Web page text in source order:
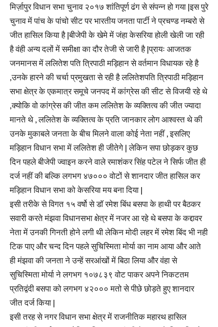
मिर्ज़ापुर विधान सभा चुनाव २०१७ शांतिपूर्ण ढंग से संपन्न हो गया |इस पुरे
चुनाव में पांच के पांचो सीट पर भारतीय जनता पार्टी ने प्रचण्ड नम्बरो से
जीत हासिल किया है |बीजेपी के खेमे में जंहा केसरिया होली खेली जा रही
है वंही अन्य दलों में समीक्षा का दौर तेजी से जारी है |प्रायः आजतक
जनमानस में ललितेश पति त्रिपाठी मड़िहान से वर्तमान विधायक रहे है
,उनके हारने की चर्चा प्रमुखता से रही है ललितेशपति त्रिपाठी मड़िहान
सभा क्षेत्र के एकमात्र समूचे जनपद में कांग्रेस की सीट से विजयी रहे थे
,क्योकि वो कांग्रेस की जीत कम ललितेश के व्यक्तित्व की जीत ज्यादा
मानते थे , ललितेश के व्यक्तित्व के प्रति जानकार लोग आश्वस्त थे की
उनके मुकाबले जनता के बीच मिलने वाला कोई नेता नहीं , इसलिए
मड़िहान विधान सभा में ललितेश ही जीतेगे | लेकिन सपा छोड़कर कुछ
दिन पहले बीजेपी ज्वाइन करने वाले रमाशंकर सिंह पटेल ने सिर्फ जीत ही
दर्ज नहीं की बल्कि लगभग ४७००० वोटों से शानदार जीत हासिल कर
मड़िहान विधान सभा को केसरिया मय बना दिया |
इसी तरीके से विगत १५ वर्षो से डॉ रमेश बिंध बसपा के हाथी पर बैठकर
सवारी करते मंझवा विधानसभा क्षेत्र में नजर आ रहे थे बसपा के कद्दावर
नेता में उनकी गिनती होने लगी थी लेकिन मोदी लहर में रमेश बिंद भी नही
टिक पाए और चन्द दिन पहले सुचिस्मिता मोर्या का नाम आया और आते
ही मंझवा की जनता ने उन्हें सरआंखों में बिठा लिया और वंहा से
सुचिस्मिता मोर्या ने लगभग १०७८३९ वोट पाकर अपने निकटतम
प्रतिद्वंदी बसपा को लगभग ४२००० मतो से पीछे छोड़ते हुए शानदार
जीत दर्ज किया |
इसी तरह से नगर विधान सभा क्षेत्र में राजनीतिक महारथ हासिल